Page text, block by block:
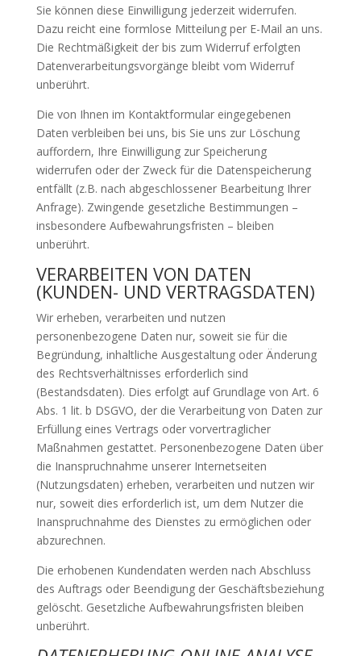
Sie können diese Einwilligung jederzeit widerrufen.
Dazu reicht eine formlose Mitteilung per E-Mail an uns.
Die Rechtmäßigkeit der bis zum Widerruf erfolgten
Datenverarbeitungsvorgänge bleibt vom Widerruf
unberührt.
Die von Ihnen im Kontaktformular eingegebenen
Daten verbleiben bei uns, bis Sie uns zur Löschung
auffordern, Ihre Einwilligung zur Speicherung
widerrufen oder der Zweck für die Datenspeicherung
entfällt (z.B. nach abgeschlossener Bearbeitung Ihrer
Anfrage). Zwingende gesetzliche Bestimmungen –
insbesondere Aufbewahrungsfristen – bleiben
unberührt.
VERARBEITEN VON DATEN
(KUNDEN- UND VERTRAGSDATEN)
Wir erheben, verarbeiten und nutzen
personenbezogene Daten nur, soweit sie für die
Begründung, inhaltliche Ausgestaltung oder Änderung
des Rechtsverhältnisses erforderlich sind
(Bestandsdaten). Dies erfolgt auf Grundlage von Art. 6
Abs. 1 lit. b DSGVO, der die Verarbeitung von Daten zur
Erfüllung eines Vertrags oder vorvertraglicher
Maßnahmen gestattet. Personenbezogene Daten über
die Inanspruchnahme unserer Internetseiten
(Nutzungsdaten) erheben, verarbeiten und nutzen wir
nur, soweit dies erforderlich ist, um dem Nutzer die
Inanspruchnahme des Dienstes zu ermöglichen oder
abzurechnen.
Die erhobenen Kundendaten werden nach Abschluss
des Auftrags oder Beendigung der Geschäftsbeziehung
gelöscht. Gesetzliche Aufbewahrungsfristen bleiben
unberührt.